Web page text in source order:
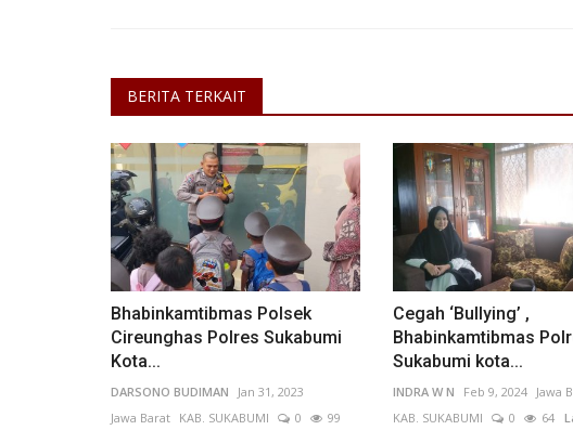
BERITA TERKAIT
Bhabinkamtibmas Polsek
Cireunghas Polres Sukabumi
Kota...
DARSONO BUDIMAN
Jan 31, 2023
Jawa Barat KAB. SUKABUMI 0
99
Cegah ‘Bullying’ ,
Bhabinkamtibmas
Sukabumi kota...
INDRA W N Feb 9, 2024
Jawa
KAB. SUKABUMI
0 64
Pariwisata & Budaya
Libur Panjang Mei 2026, Pantai
Parangtritis Dipadati Ribuan...
alfarizqdhy May 11, 2026 DI Yogyakarta KAB. BANTUL
0